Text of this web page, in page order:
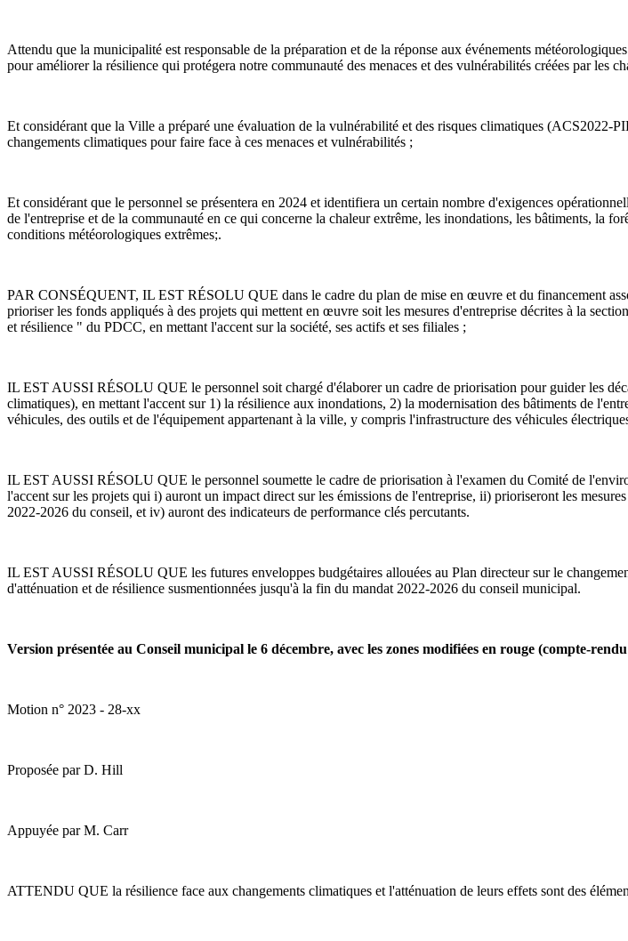
Attendu que la municipalité est responsable de la préparation et de la réponse aux événements
pour améliorer la résilience qui protégera notre communauté des menaces et des vulnérabilités créées par les
Et considérant que la Ville a préparé une évaluation de la vulnérabilité et des risques climatiques (ACS2022-
changements climatiques pour faire face à ces menaces et vulnérabilités ;
Et considérant que le personnel se présentera en 2024 et identifiera un certain nombre d'exigences
de l'entreprise et de la communauté en ce qui concerne la chaleur extrême, les inondations, les bâtiments, la
conditions météorologiques extrêmes;.
PAR CONSÉQUENT, IL EST RÉSOLU QUE dans le cadre du plan de mise en œuvre et du financement
prioriser les fonds appliqués à des projets qui mettent en œuvre soit les mesures d'entreprise décrites à la
et résilience " du PDCC, en mettant l'accent sur la société, ses actifs et ses filiales ;
IL EST AUSSI RÉSOLU QUE le personnel soit chargé d'élaborer un cadre de priorisation pour guider les
climatiques), en mettant l'accent sur 1) la résilience aux inondations, 2) la modernisation des bâtiments de
véhicules, des outils et de l'équipement appartenant à la ville, y compris l'infrastructure des véhicules
IL EST AUSSI RÉSOLU QUE le personnel soumette le cadre de priorisation à l'examen du Comité de
l'accent sur les projets qui i) auront un impact direct sur les émissions de l'entreprise, ii) prioriseront les
2022-2026 du conseil, et iv) auront des indicateurs de performance clés percutants.
IL EST AUSSI RÉSOLU QUE les futures enveloppes budgétaires allouées au Plan directeur sur le
d'atténuation et de résilience susmentionnées jusqu'à la fin du mandat 2022-2026 du conseil municipal.
Version présentée au Conseil municipal le 6 décembre, avec les zones modifiées en rouge (compte-
Motion n° 2023 - 28-xx
Proposée par D. Hill
Appuyée par M. Carr
ATTENDU QUE la résilience face aux changements climatiques et l'atténuation de leurs effets sont des